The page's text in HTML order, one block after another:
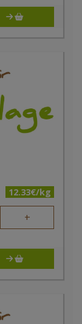
12.33€/kg
+